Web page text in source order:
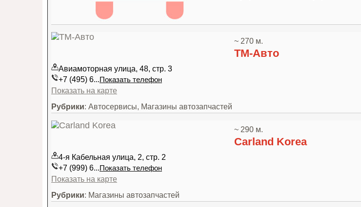
~ 270 м.
ТМ-Авто
Авиамоторная улица, 48, стр. 3
+7 (495) 6...Показать телефон
Показать на карте
Рубрики: Автосервисы, Магазины автозапчастей
~ 290 м.
Carland Korea
4-я Кабельная улица, 2, стр. 2
+7 (999) 6...Показать телефон
Показать на карте
Рубрики: Магазины автозапчастей